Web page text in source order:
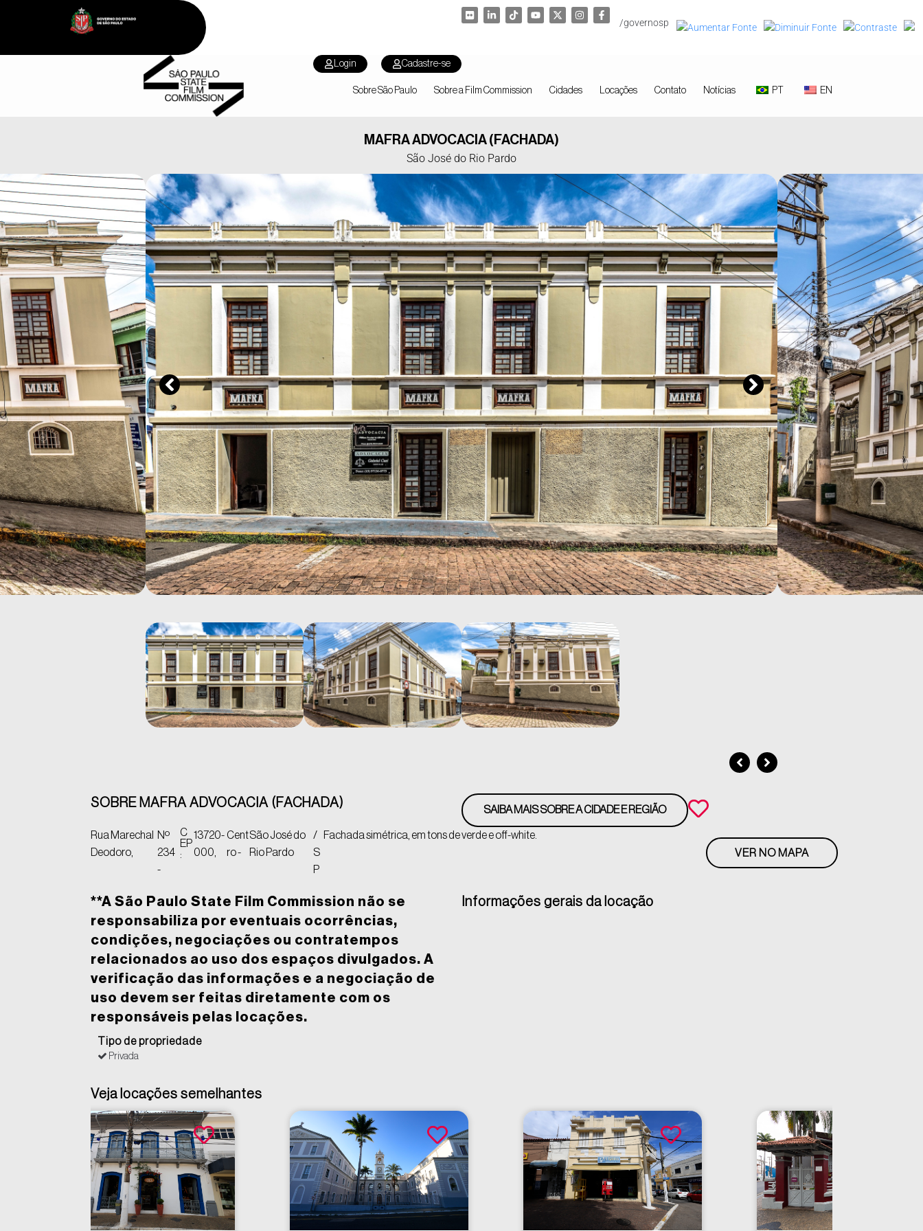
/governosp
Login Cadastre-se
Sobre São Paulo Sobre a Film Commission Cidades Locações Contato Notícias PT EN
MAFRA ADVOCACIA (FACHADA)
São José do Rio Pardo
SOBRE MAFRA ADVOCACIA (FACHADA) SAIBA MAIS SOBRE A CIDADE E REGIÃO
Rua Marechal
Deodoro,
Nº
234
-
C
EP
:
13720-
000,
Cent
ro -
São José do
Rio Pardo
/
S
P
Fachada simétrica, em tons de verde e off-white.
VER NO MAPA
**A São Paulo State Film Commission não se
responsabiliza por eventuais ocorrências,
condições, negociações ou contratempos
relacionados ao uso dos espaços divulgados. A
verificação das informações e a negociação de
uso devem ser feitas diretamente com os
responsáveis pelas locações.
Informações gerais da locação
Tipo de propriedade
Privada
Veja locações semelhantes
Antiga Casa Toledo Aranha (fachada)
Itu